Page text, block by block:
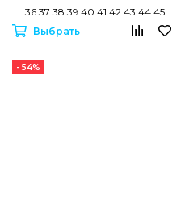
36 37 38 39 40 41 42 43 44 45
Выбрать
- 54%